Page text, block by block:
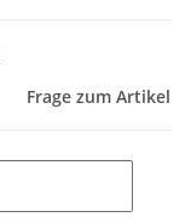
Frage zum Artikel